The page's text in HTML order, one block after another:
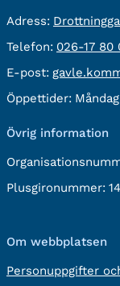
Adress:
Telefon: Telefon:
026-17 80
E-post: E-
post:
Öppettider:
Övrig information
Plusgironummer:
Om webbplatsen
Personuppgifter